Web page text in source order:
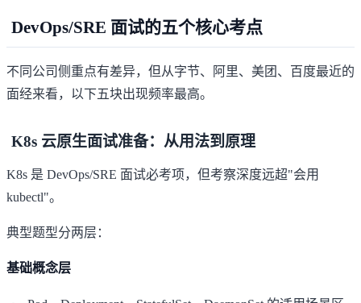
DevOps/SRE 面试的五个核心考点
不同公司侧重点有差异，但从字节、阿里、美团、百度最近的
面经来看，以下五块出现频率最高。
K8s 云原生面试准备：从用法到原理
K8s 是 DevOps/SRE 面试必考项，但考察深度远超"会用
kubectl"。
典型题型分两层：
基础概念层